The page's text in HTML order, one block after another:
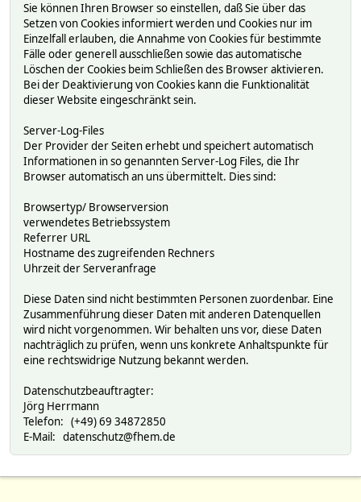
Sie können Ihren Browser so einstellen, daß Sie über das
Setzen von Cookies informiert werden und Cookies nur im
Einzelfall erlauben, die Annahme von Cookies für bestimmte
Fälle oder generell ausschließen sowie das automatische
Löschen der Cookies beim Schließen des Browser aktivieren.
Bei der Deaktivierung von Cookies kann die Funktionalität
dieser Website eingeschränkt sein.
Server-Log-Files
Der Provider der Seiten erhebt und speichert automatisch
Informationen in so genannten Server-Log Files, die Ihr
Browser automatisch an uns übermittelt. Dies sind:
Browsertyp/ Browserversion
verwendetes Betriebssystem
Referrer URL
Hostname des zugreifenden Rechners
Uhrzeit der Serveranfrage
Diese Daten sind nicht bestimmten Personen zuordenbar. Eine
Zusammenführung dieser Daten mit anderen Datenquellen
wird nicht vorgenommen. Wir behalten uns vor, diese Daten
nachträglich zu prüfen, wenn uns konkrete Anhaltspunkte für
eine rechtswidrige Nutzung bekannt werden.
Datenschutzbeauftragter:
Jörg Herrmann
Telefon: (+49) 69 34872850
E-Mail: datenschutz@fhem.de